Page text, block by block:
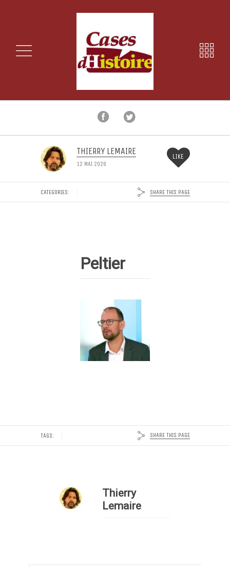
THIERRY LEMAIRE
12 MAI 2026
LIKE
CATEGORIES: SHARE THIS PAGE
Peltier
TAGS: SHARE THIS PAGE
Thierry
Lemaire